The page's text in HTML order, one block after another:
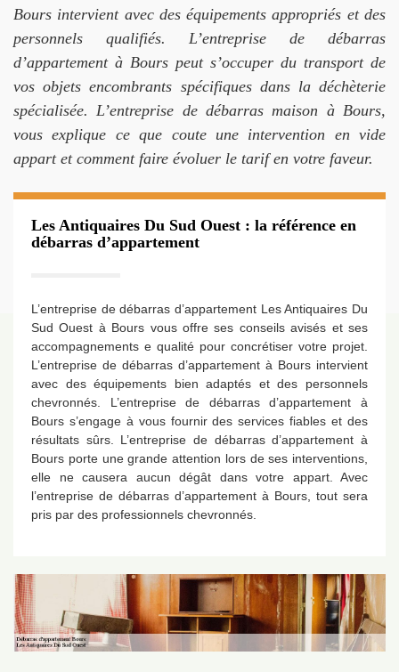
Bours intervient avec des équipements appropriés et des
personnels qualifiés. L’entreprise de débarras
d’appartement à Bours peut s’occuper du transport de
vos objets encombrants spécifiques dans la déchèterie
spécialisée. L’entreprise de débarras maison à Bours,
vous explique ce que coute une intervention en vide
appart et comment faire évoluer le tarif en votre faveur.
Les Antiquaires Du Sud Ouest : la référence en
débarras d’appartement
L’entreprise de débarras d’appartement Les Antiquaires Du
Sud Ouest à Bours vous offre ses conseils avisés et ses
accompagnements e qualité pour concrétiser votre projet.
L’entreprise de débarras d’appartement à Bours intervient
avec des équipements bien adaptés et des personnels
chevronnés. L’entreprise de débarras d’appartement à
Bours s’engage à vous fournir des services fiables et des
résultats sûrs. L’entreprise de débarras d’appartement à
Bours porte une grande attention lors de ses interventions,
elle ne causera aucun dégât dans votre appart. Avec
l’entreprise de débarras d’appartement à Bours, tout sera
pris par des professionnels chevronnés.